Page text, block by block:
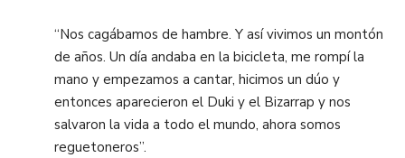
“Nos cagábamos de hambre. Y así vivimos un montón
de años. Un día andaba en la bicicleta, me rompí la
mano y empezamos a cantar, hicimos un dúo y
entonces aparecieron el Duki y el Bizarrap y nos
salvaron la vida a todo el mundo, ahora somos
reguetoneros”.